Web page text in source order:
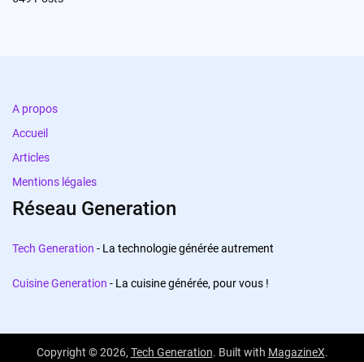
A propos
Accueil
Articles
Mentions légales
Réseau Generation
Tech Generation - La technologie générée autrement
Cuisine Generation - La cuisine générée, pour vous !
Copyright © 2026, Tech Generation. Built with MagazineX.